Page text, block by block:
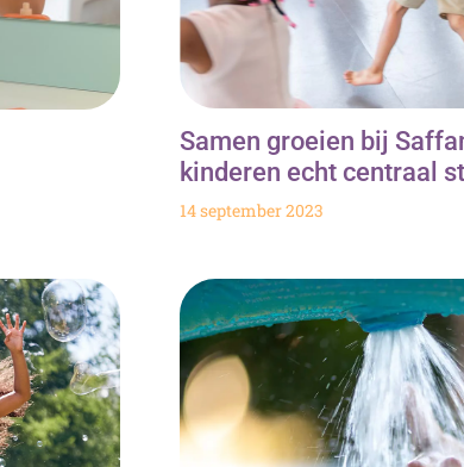
Samen groeien bij
kinderen echt centraal
14 september 2023